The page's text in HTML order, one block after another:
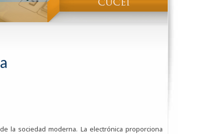
la sociedad moderna. La electrónica proporciona